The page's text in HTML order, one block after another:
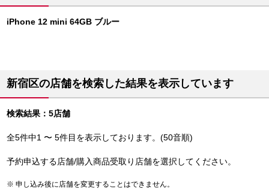
iPhone 12 mini 64GB ブルー
新宿区の店舗を検索した結果を表示しています
検索結果：5店舗
全5件中1 〜 5件目を表示しております。(50音順)
予約申込する店舗/購入商品受取り店舗を選択してください。
申し込み後に店舗を変更することはできません。